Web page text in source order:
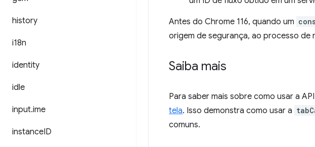
history
i18n
identity
idle
input.ime
instanceID
Antes do Chrome 116, quando um
origem de segurança, ao processo
Saiba mais
Para saber mais sobre como usar a API
tela. Isso demonstra como usar a
comuns.